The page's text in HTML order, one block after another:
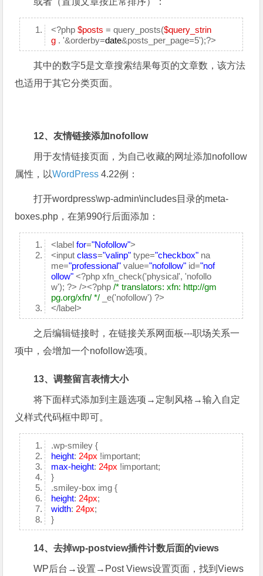
<?php$posts = query_posts($query_strin
g . '&orderby=date&posts_per_page=5');?>
其中的数字5是文章搜索结果每页的文章数，该方法
也适用于其它分类页面。
12、友情链接添加nofollow
用于友情链接页面，为自己收藏的网址添加nofollow
属性，以WordPress 4.22例：
打开wordpress\wp-admin\includes目录的meta-
boxes.php，在第990行后面添加：
<labelfor="Nofollow">
<inputclass="valinp" type="checkbox" na
me="professional" value="nofollow" id="nof
ollow" <?php xfn_check('physical', 'nofollo
w'); ?> /><?php/* translators: xfn: http://gm
pg.org/xfn/ */ _e('nofollow') ?>
</label>
之后编辑链接时，在链接关系网面板---职场关系一
项中，会增加一个nofollow选项。
13、调整留言表情大小
将下面样式添加到主题选项→定制风格→输入自定
义样式代码框中即可。
.wp-smiley {
height: 24px !important;
max-height: 24px !important;
}
.smiley-box img {
height: 24px;
width: 24px;
}
14、去掉wp-postview插件计数后面的views
WP后台→设置→Post Views设置页面，找到Views